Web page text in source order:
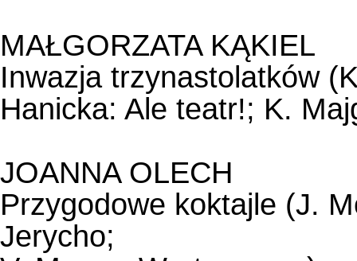
MAŁGORZATA KĄKIEL
Inwazja trzynastolatków
Hanicka: Ale teatr!; K.
JOANNA OLECH
Przygodowe koktajle (J.
Jerycho;